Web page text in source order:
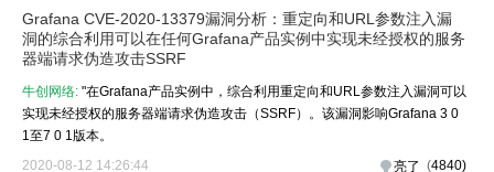
Grafana CVE-2020-13379漏洞分析：重定向和URL参数注入漏
洞的综合利用可以在任何Grafana产品实例中实现未经授权的服务
器端请求伪造攻击SSRF
牛创网络: "在Grafana产品实例中，综合利用重定向和URL参数注入漏洞可以
实现未经授权的服务器端请求伪造攻击（SSRF）。该漏洞影响Grafana 3 0
1至7 0 1版本。
2020-08-12 14:26:44
)
4840
(
亮了